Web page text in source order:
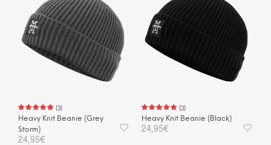
(3)
Heavy Knit Beanie (Grey
Storm)
24,95€
(3)
Heavy Knit Beanie (Black)
24,95€